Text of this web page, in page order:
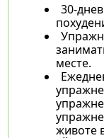
30-
месте.
животе